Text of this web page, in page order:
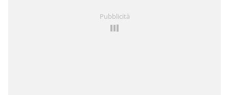
Pubblicità